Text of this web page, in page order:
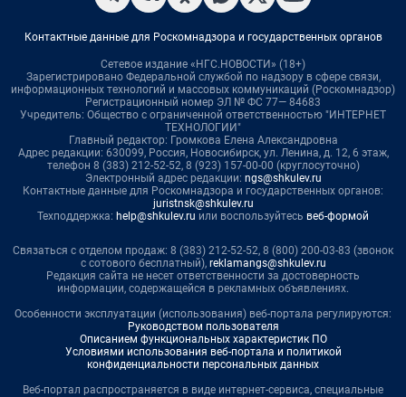
Контактные данные для Роскомнадзора и государственных органов
Сетевое издание «НГС.НОВОСТИ» (18+)
Зарегистрировано Федеральной службой по надзору в сфере связи,
информационных технологий и массовых коммуникаций (Роскомнадзор)
Регистрационный номер ЭЛ № ФС 77— 84683
Учредитель: Общество с ограниченной ответственностью "ИНТЕРНЕТ
ТЕХНОЛОГИИ"
Главный редактор: Громкова Елена Александровна
Адрес редакции: 630099, Россия, Новосибирск, ул. Ленина, д. 12, 6 этаж,
телефон 8 (383) 212-52-52, 8 (923) 157-00-00 (круглосуточно)
Электронный адрес редакции: ngs@shkulev.ru
Контактные данные для Роскомнадзора и государственных органов:
juristnsk@shkulev.ru
Техподдержка: help@shkulev.ru или воспользуйтесь веб-формой
Связаться с отделом продаж: 8 (383) 212-52-52, 8 (800) 200-03-83 (звонок
с сотового бесплатный), reklamangs@shkulev.ru
Редакция сайта не несет ответственности за достоверность
информации, содержащейся в рекламных объявлениях.
Особенности эксплуатации (использования) веб-портала регулируются:
Руководством пользователя
Описанием функциональных характеристик ПО
Условиями использования веб-портала и политикой
конфиденциальности персональных данных
Веб-портал распространяется в виде интернет-сервиса, специальные